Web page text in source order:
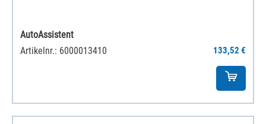
AutoAssistent
Artikelnr.: 6000013410
133,52 €